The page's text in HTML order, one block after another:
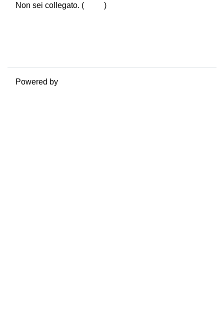
Non sei collegato. (
)
Powered by